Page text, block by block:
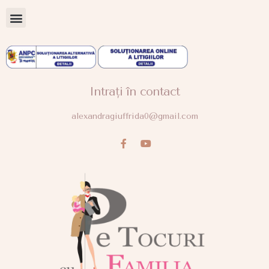
Intrați în contact
alexandragiuffrida0@gmail.com